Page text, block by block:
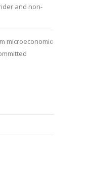
and non-
microeconomic